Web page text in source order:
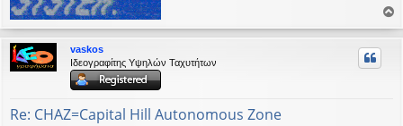
ρ
vaskos
Ιδεογραφίτης Υψηλών Ταχυτήτων
Re: CHAZ=Capital Hill Autonomous Zone